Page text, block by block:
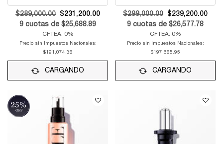
Old price
$289,000.00 New price
$231,200.00
9 cuotas de $25,688.89
CFTEA: 0%
Precio sin Impuestos Nacionales:
$191,074.38
CARGANDO
Old price
$299,000.00 New price
$239,200.00
9 cuotas de $26,577.78
CFTEA: 0%
Precio sin Impuestos Nacionales:
$197,685.95
CARGANDO